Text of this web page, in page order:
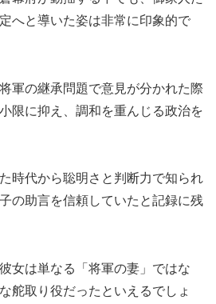
へと導いた姿は非常に印象的で
軍の継承問題で意見が分かれた際
限に抑え、調和を重んじる政治を
時代から聡明さと判断力で知られ
の助言を信頼していたと記録に残
女は単なる「将軍の妻」ではな
舵取り役だったといえるでしょ